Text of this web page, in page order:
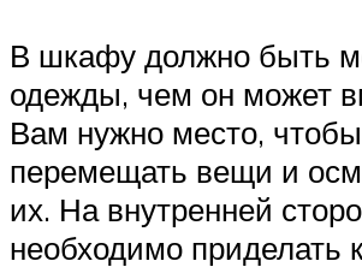
В шкафу должно быть
одежды, чем он может
Вам нужно место, чтобы
перемещать вещи и
их. На внутренней
необходимо приделать